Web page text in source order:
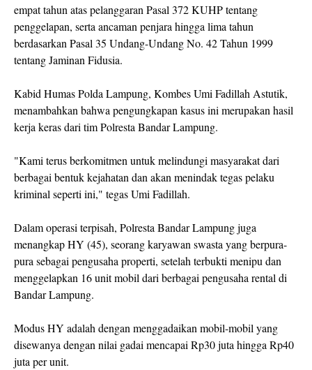
empat tahun atas pelanggaran Pasal 372 KUHP tentang
penggelapan, serta ancaman penjara hingga lima tahun
berdasarkan Pasal 35 Undang-Undang No. 42 Tahun 1999
tentang Jaminan Fidusia.
Kabid Humas Polda Lampung, Kombes Umi Fadillah Astutik,
menambahkan bahwa pengungkapan kasus ini merupakan hasil
kerja keras dari tim Polresta Bandar Lampung.
"Kami terus berkomitmen untuk melindungi masyarakat dari
berbagai bentuk kejahatan dan akan menindak tegas pelaku
kriminal seperti ini," tegas Umi Fadillah.
Dalam operasi terpisah, Polresta Bandar Lampung juga
menangkap HY (45), seorang karyawan swasta yang berpura-
pura sebagai pengusaha properti, setelah terbukti menipu dan
menggelapkan 16 unit mobil dari berbagai pengusaha rental di
Bandar Lampung.
Modus HY adalah dengan menggadaikan mobil-mobil yang
disewanya dengan nilai gadai mencapai Rp30 juta hingga Rp40
juta per unit.